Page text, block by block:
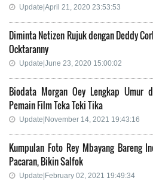
Update|April 21, 2020 23:53:53
Diminta Netizen Rujuk dengan Deddy
Ocktaranny
Update|June 23, 2020 15:00:02
Biodata Morgan Oey Lengkap Umur
Pemain Film Teka Teki Tika
Update|November 14, 2021 19:43:16
Kumpulan Foto Rey Mbayang Bareng
Pacaran, Bikin Salfok
Update|February 02, 2021 19:49:34